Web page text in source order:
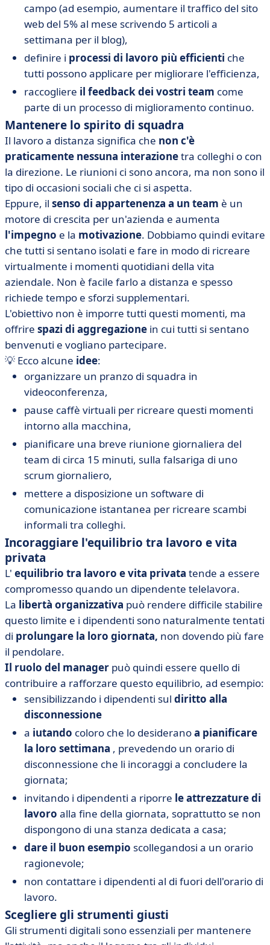
campo (ad esempio, aumentare il traffico del sito
web del 5% al mese scrivendo 5 articoli a
settimana per il blog),
definire i processi di lavoro più efficienti che
tutti possono applicare per migliorare l'efficienza,
raccogliere il feedback dei vostri team come
parte di un processo di miglioramento continuo.
Mantenere lo spirito di squadra
Il lavoro a distanza significa che non c'è
praticamente nessuna interazionetra colleghi o con
la direzione. Le riunioni ci sono ancora, ma non sono il
tipo di occasioni sociali che ci si aspetta.
Eppure, il senso di appartenenza a un team è un
motore di crescita per un'azienda e aumenta
l'impegno e la motivazione. Dobbiamo quindi evitare
che tutti si sentano isolati e fare in modo di ricreare
virtualmente i momenti quotidiani della vita
aziendale. Non è facile farlo a distanza e spesso
richiede tempo e sforzi supplementari.
L'obiettivo non è imporre tutti questi momenti, ma
offrire spazi di aggregazione in cui tutti si sentano
benvenuti e vogliano partecipare.
💡 Ecco alcune idee:
organizzare un pranzo di squadra in
videoconferenza,
pause caffè virtuali per ricreare questi momenti
intorno alla macchina,
pianificare una breve riunione giornaliera del
team di circa 15 minuti, sulla falsariga di uno
scrum giornaliero,
mettere a disposizione un software di
comunicazione istantanea per ricreare scambi
informali tra colleghi.
Incoraggiare l'equilibrio tra lavoro e vita
privata
L' equilibrio tra lavoro e vita privata tende a essere
compromesso quando un dipendente telelavora.
La libertà organizzativa può rendere difficile stabilire
questo limite e i dipendenti sono naturalmente tentati
di prolungare la loro giornata, non dovendo più fare
il pendolare.
Il ruolo del manager può quindi essere quello di
contribuire a rafforzare questo equilibrio, ad esempio:
sensibilizzando i dipendenti sul diritto alla
disconnessione
a iutando coloro che lo desideranoa pianificare
la loro settimana , prevedendo un orario di
disconnessione che li incoraggi a concludere la
giornata;
invitando i dipendenti a riporre le attrezzature di
lavoro alla fine della giornata, soprattutto se non
dispongono di una stanza dedicata a casa;
dare il buon esempio scollegandosi a un orario
ragionevole;
non contattare i dipendenti al di fuori dell'orario di
lavoro.
Scegliere gli strumenti giusti
Gli strumenti digitali sono essenziali per mantenere